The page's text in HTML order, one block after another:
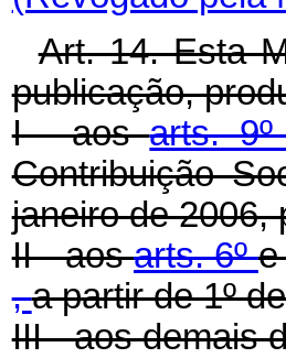
Art. 14. Esta
publicação,
I - aosarts.
Contribuição
janeiro de 2006,
II - aosarts. 6º
,a partir de 1º
III - aos demais